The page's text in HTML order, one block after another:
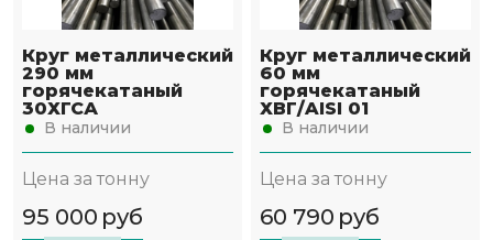
Круг металлический
290 мм
горячекатаный
30ХГСА
В наличии
Цена за тонну
95 000 руб
Круг металлический
60 мм
горячекатаный
ХВГ/AISI 01
В наличии
Цена за тонну
60 790 руб